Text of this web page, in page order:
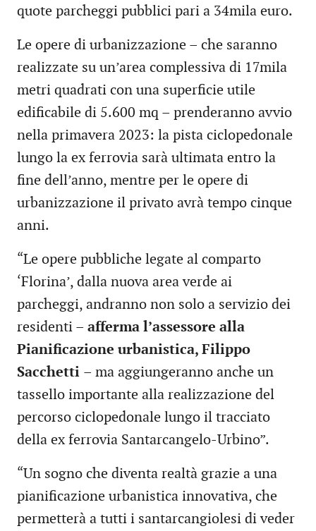
quote parcheggi pubblici pari a 34mila euro.
Le opere di urbanizzazione – che saranno
realizzate su un’area complessiva di 17mila
metri quadrati con una superficie utile
edificabile di 5.600 mq – prenderanno avvio
nella primavera 2023: la pista ciclopedonale
lungo la ex ferrovia sarà ultimata entro la
fine dell’anno, mentre per le opere di
urbanizzazione il privato avrà tempo cinque
anni.
“Le opere pubbliche legate al comparto
‘Florina’, dalla nuova area verde ai
parcheggi, andranno non solo a servizio dei
residenti – afferma l’assessore alla
Pianificazione urbanistica, Filippo
Sacchetti – ma aggiungeranno anche un
tassello importante alla realizzazione del
percorso ciclopedonale lungo il tracciato
della ex ferrovia Santarcangelo-Urbino”.
“Un sogno che diventa realtà grazie a una
pianificazione urbanistica innovativa, che
permetterà a tutti i santarcangiolesi di veder